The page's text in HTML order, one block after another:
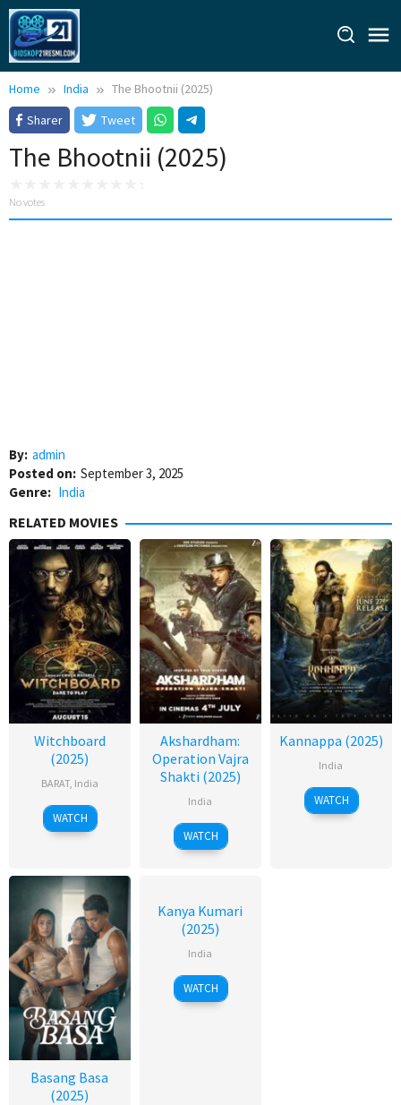
Skip
content
Home India
The Bhootnii (2025)
Sharer
Tweet
The Bhootnii (2025)
No votes
By: admin
Posted on: September 3, 2025
Genre: India
RELATED MOVIES
Witchboard
(2025)
BARAT, India
WATCH
Akshardham:
Operation Vajra
Shakti (2025)
India
WATCH
Kannappa (2025)
India
WATCH
Basang Basa
(2025)
Kanya Kumari
(2025)
India
WATCH